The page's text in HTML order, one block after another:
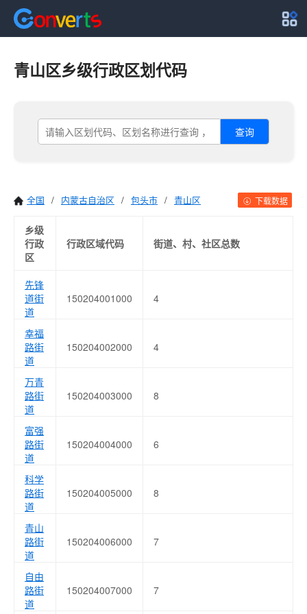
青山区乡级行政区划代码
查询
全国 / 内蒙古自治区 / 包头市 / 青山区 下载数据
乡级
行政
区
行政区域代码 街道、村、社区总数
先锋
道街
道
150204001000 4
幸福
路街
道
150204002000 4
万青
路街
道
150204003000 8
富强
路街
道
150204004000 6
科学
路街
道
150204005000 8
青山
路街
道
150204006000 7
自由
路街
道
150204007000 7